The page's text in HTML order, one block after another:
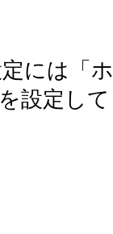
には「
設定し